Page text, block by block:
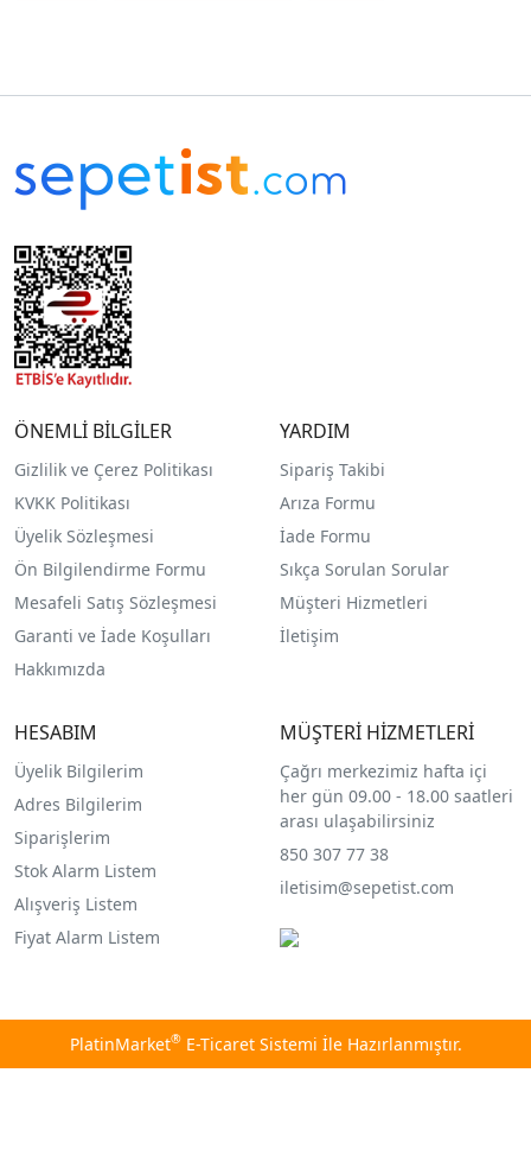
ÖNEMLİ BİLGİLER
Gizlilik ve Çerez Politikası
KVKK Politikası
Üyelik Sözleşmesi
Ön Bilgilendirme Formu
Mesafeli Satış Sözleşmesi
Garanti ve İade Koşulları
Hakkımızda
YARDIM
Sipariş Takibi
Arıza Formu
İade Formu
Sıkça Sorulan Sorular
Müşteri Hizmetleri
İletişim
HESABIM
Üyelik Bilgilerim
Adres Bilgilerim
Siparişlerim
Stok Alarm Listem
Alışveriş Listem
Fiyat Alarm Listem
MÜŞTERİ HİZMETLERİ
Çağrı merkezimiz hafta içi
her gün 09.00 - 18.00 saatleri
arası ulaşabilirsiniz
850 307 77 38
iletisim@sepetist.com
PlatinMarket®E-Ticaret Sistemi İle Hazırlanmıştır.